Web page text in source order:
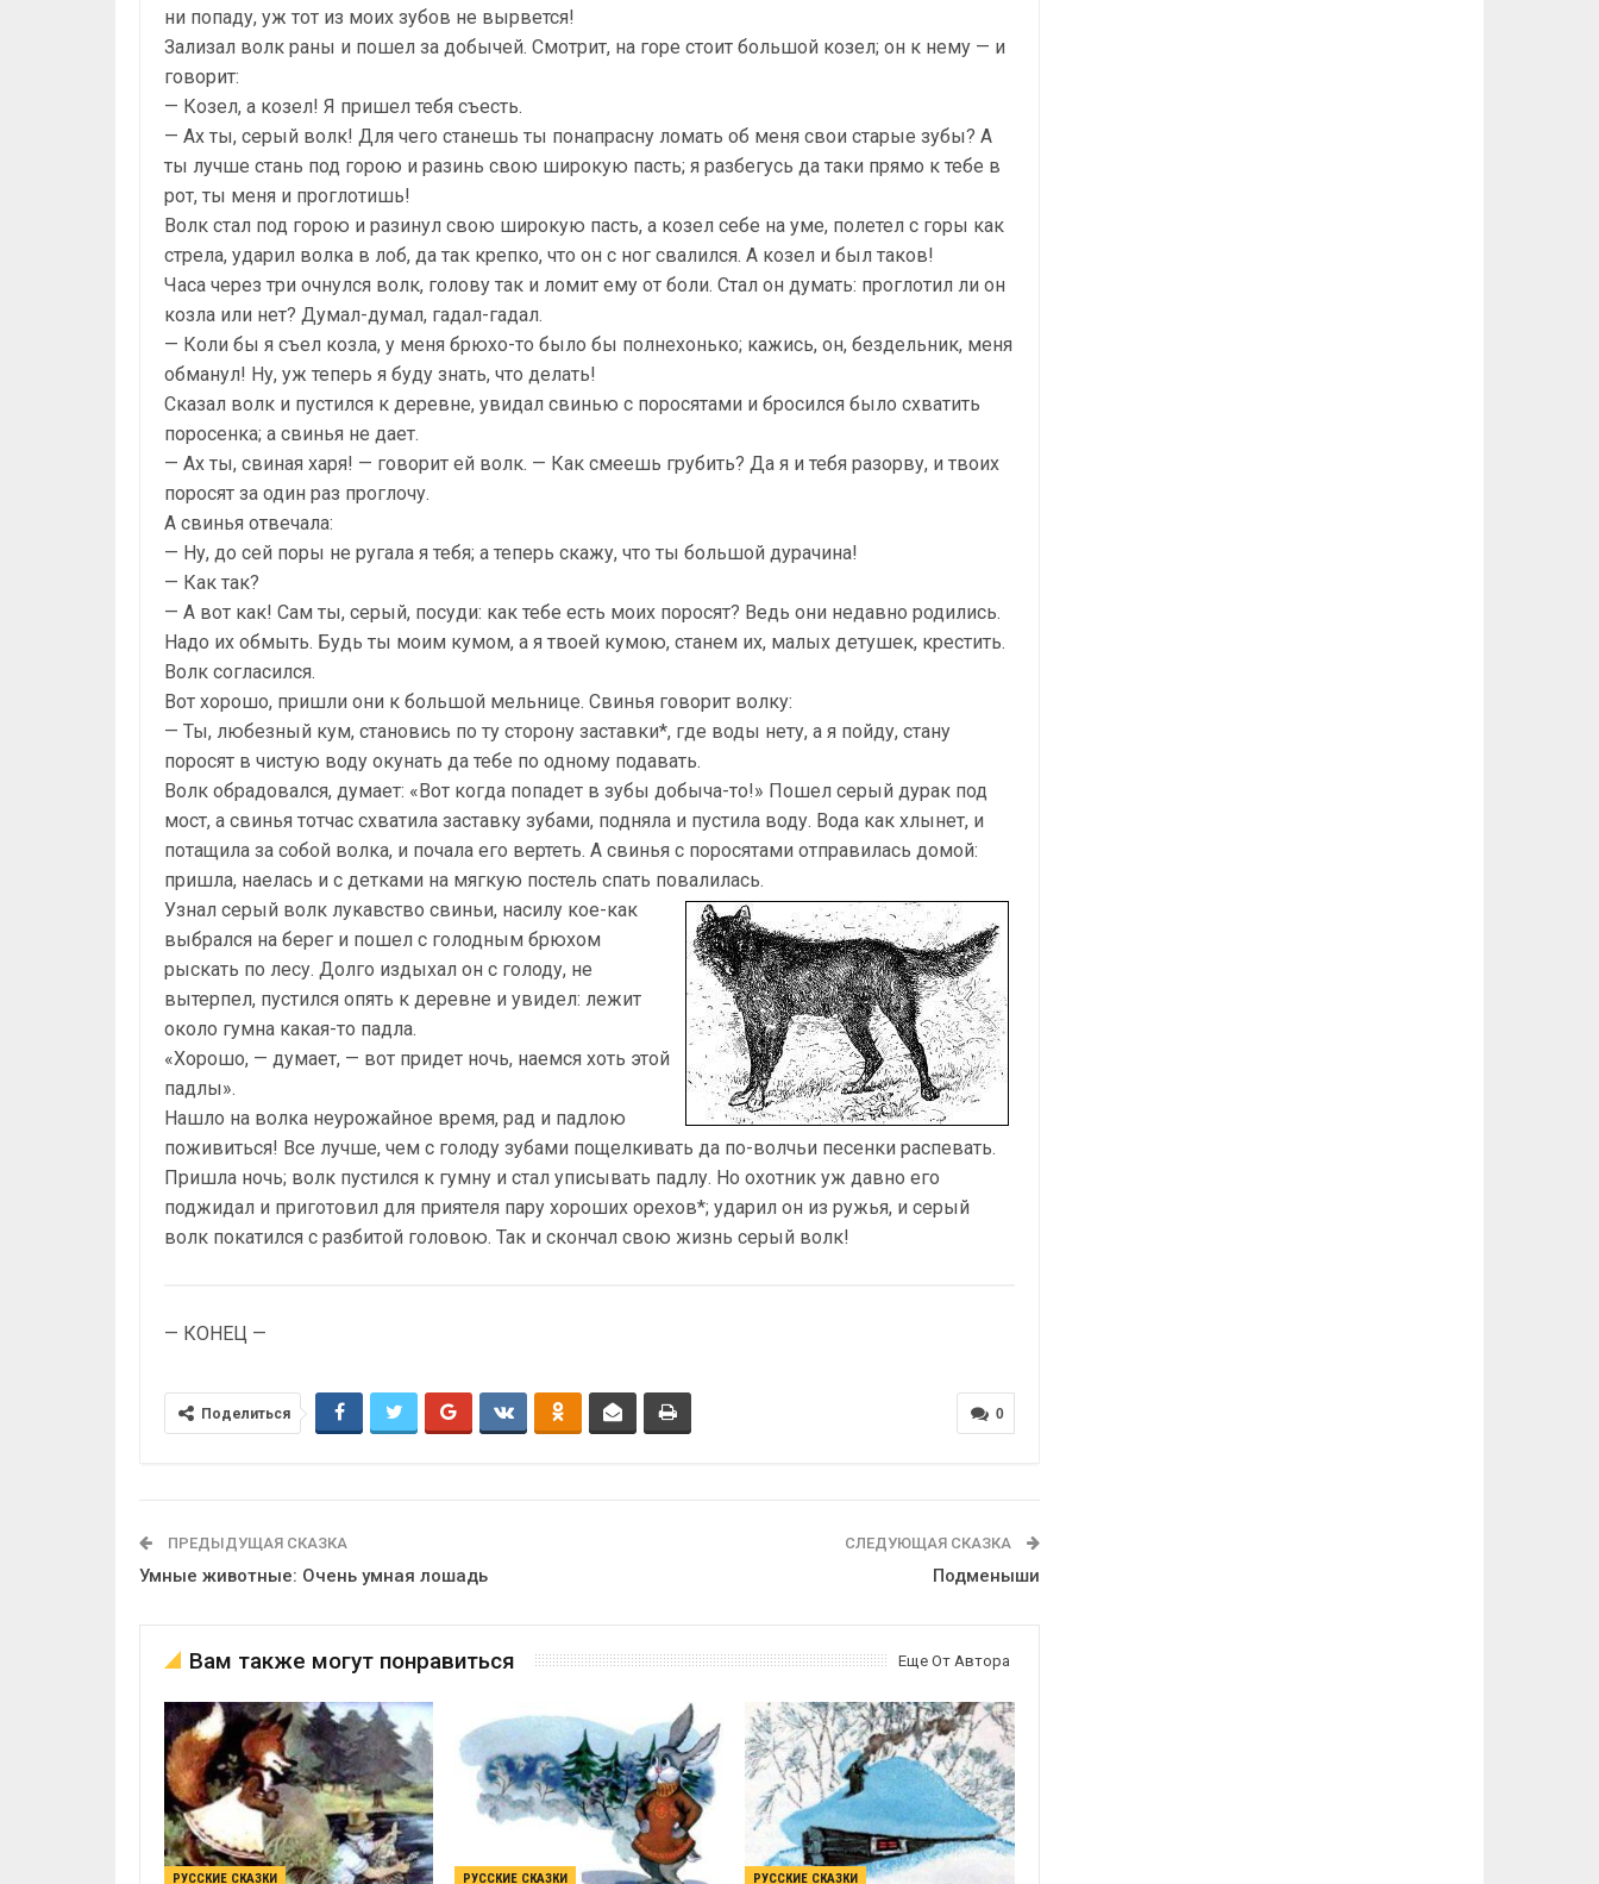
ни попаду, уж тот из моих зубов не вырвется!
Зализал волк раны и пошел за добычей. Смотрит, на горе стоит большой козел; он к нему — и
говорит:
— Козел, а козел! Я пришел тебя съесть.
— Ах ты, серый волк! Для чего станешь ты понапрасну ломать об меня свои старые зубы? А
ты лучше стань под горою и разинь свою широкую пасть; я разбегусь да таки прямо к тебе в
рот, ты меня и проглотишь!
Волк стал под горою и разинул свою широкую пасть, а козел себе на уме, полетел с горы как
стрела, ударил волка в лоб, да так крепко, что он с ног свалился. А козел и был таков!
Часа через три очнулся волк, голову так и ломит ему от боли. Стал он думать: проглотил ли он
козла или нет? Думал-думал, гадал-гадал.
— Коли бы я съел козла, у меня брюхо-то было бы полнехонько; кажись, он, бездельник, меня
обманул! Ну, уж теперь я буду знать, что делать!
Сказал волк и пустился к деревне, увидал свинью с поросятами и бросился было схватить
поросенка; а свинья не дает.
— Ах ты, свиная харя! — говорит ей волк. — Как смеешь грубить? Да я и тебя разорву, и твоих
поросят за один раз проглочу.
А свинья отвечала:
— Ну, до сей поры не ругала я тебя; а теперь скажу, что ты большой дурачина!
— Как так?
— А вот как! Сам ты, серый, посуди: как тебе есть моих поросят? Ведь они недавно родились.
Надо их обмыть. Будь ты моим кумом, а я твоей кумою, станем их, малых детушек, крестить.
Волк согласился.
Вот хорошо, пришли они к большой мельнице. Свинья говорит волку:
— Ты, любезный кум, становись по ту сторону заставки*, где воды нету, а я пойду, стану
поросят в чистую воду окунать да тебе по одному подавать.
Волк обрадовался, думает: «Вот когда попадет в зубы добыча-то!» Пошел серый дурак под
мост, а свинья тотчас схватила заставку зубами, подняла и пустила воду. Вода как хлынет, и
потащила за собой волка, и почала его вертеть. А свинья с поросятами отправилась домой:
пришла, наелась и с детками на мягкую постель спать повалилась.
Узнал серый волк лукавство свиньи, насилу кое-как
выбрался на берег и пошел с голодным брюхом
рыскать по лесу. Долго издыхал он с голоду, не
вытерпел, пустился опять к деревне и увидел: лежит
около гумна какая-то падла.
«Хорошо, — думает, — вот придет ночь, наемся хоть этой
падлы».
Нашло на волка неурожайное время, рад и падлою
поживиться! Все лучше, чем с голоду зубами пощелкивать да по-волчьи песенки распевать.
Пришла ночь; волк пустился к гумну и стал уписывать падлу. Но охотник уж давно его
поджидал и приготовил для приятеля пару хороших орехов*; ударил он из ружья, и серый
волк покатился с разбитой головою. Так и скончал свою жизнь серый волк!
— КОНЕЦ —
0
Поделиться
ПРЕДЫДУЩАЯ СКАЗКА
Умные животные: Очень умная лошадь
СЛЕДУЮЩАЯ СКАЗКА
Подменыши
Вам также могут понравиться Еще От Автора
РУССКИЕ СКАЗКИ РУССКИЕ СКАЗКИ РУССКИЕ СКАЗКИ